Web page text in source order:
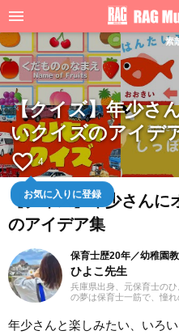
素
【クイズ】年少さ
いクイズのアイデ
favorite_border 4
お気に入りに登録
【クイズ】年少さんに
のアイデア集
保育士歴20年／幼稚園
ひよこ先生
兵庫県出身、元保育士の
の夢は保育士一筋で、憧
がらも（笑）気持ちは20
経験をいかしながら、役
年少さんと楽しみたい、いろ